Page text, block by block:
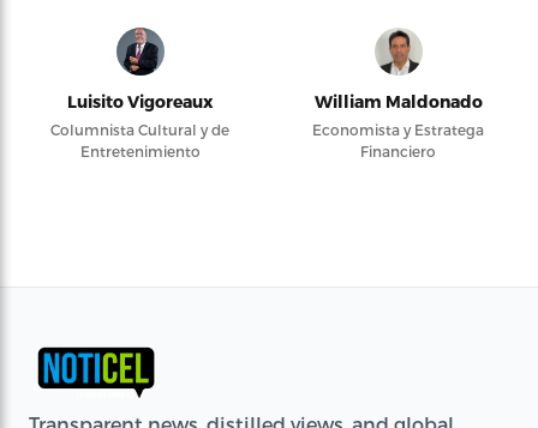
Luisito Vigoreaux
Columnista Cultural y de
Entretenimiento
William Maldonado
Economista y Estratega
Financiero